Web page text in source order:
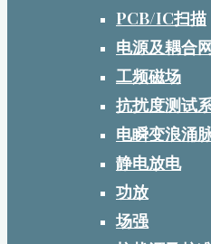
PCB/IC扫描
电源及耦合
工频磁场
抗扰度测试
电瞬变浪涌
静电放电
功放
场强